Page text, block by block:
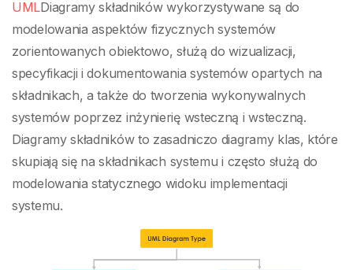
UMLDiagramy składników wykorzystywane są do
modelowania aspektów fizycznych systemów
zorientowanych obiektowo, służą do wizualizacji,
specyfikacji i dokumentowania systemów opartych na
składnikach, a także do tworzenia wykonywalnych
systemów poprzez inżynierię wsteczną i wsteczną.
Diagramy składników to zasadniczo diagramy klas, które
skupiają się na składnikach systemu i często służą do
modelowania statycznego widoku implementacji
systemu.